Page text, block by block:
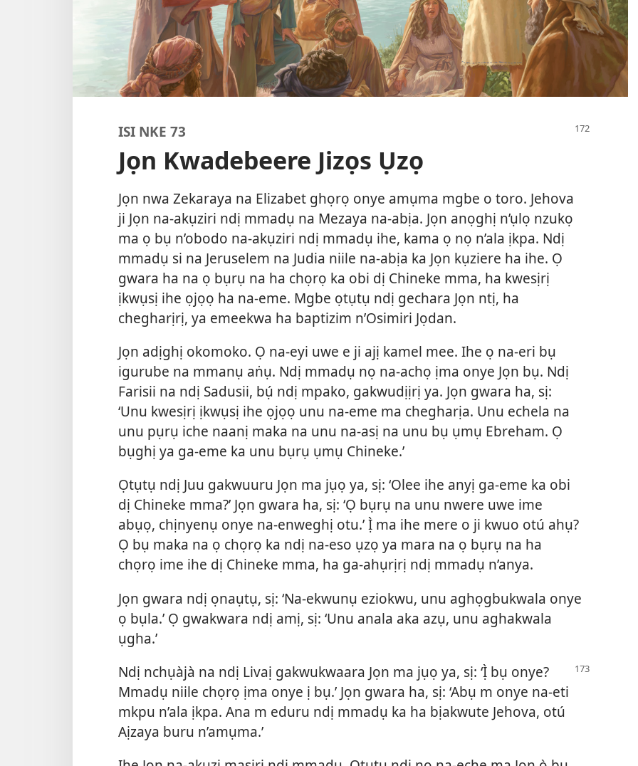
ISI NKE 73
Jọn Kwadebeere Jizọs Ụzọ
Jọn nwa Zekaraya na Elizabet ghọrọ onye amụma mgbe o toro. Jehova
ji Jọn na-akụziri ndị mmadụ na Mezaya na-abịa. Jọn anọghị n’ụlọ nzukọ
ma ọ bụ n’obodo na-akụziri ndị mmadụ ihe, kama ọ nọ n’ala ịkpa. Ndị
mmadụ si na Jeruselem na Judia niile na-abịa ka Jọn kụziere ha ihe. Ọ
gwara ha na ọ bụrụ na ha chọrọ ka obi dị Chineke mma, ha kwesịrị
ịkwụsị ihe ọjọọ ha na-eme. Mgbe ọtụtụ ndị gechara Jọn ntị, ha
chegharịrị, ya emeekwa ha baptizim n’Osimiri Jọdan.
Jọn adịghị okomoko. Ọ na-eyi uwe e ji ajị kamel mee. Ihe ọ na-eri bụ
igurube na mmanụ aṅụ. Ndị mmadụ nọ na-achọ ịma onye Jọn bụ. Ndị
Farisii na ndị Sadusii, bụ́ ndị mpako, gakwudịịrị ya. Jọn gwara ha, sị:
‘Unu kwesịrị ịkwụsị ihe ọjọọ unu na-eme ma chegharịa. Unu echela na
unu pụrụ iche naanị maka na unu na-asị na unu bụ ụmụ Ebreham. Ọ
bụghị ya ga-eme ka unu bụrụ ụmụ Chineke.’
Ọtụtụ ndị Juu gakwuuru Jọn ma jụọ ya, sị: ‘Olee ihe anyị ga-eme ka obi
dị Chineke mma?’ Jọn gwara ha, sị: ‘Ọ bụrụ na unu nwere uwe ime
abụọ, chịnyenụ onye na-enweghị otu.’ Ị̀ ma ihe mere o ji kwuo otú ahụ?
Ọ bụ maka na ọ chọrọ ka ndị na-eso ụzọ ya mara na ọ bụrụ na ha
chọrọ ime ihe dị Chineke mma, ha ga-ahụrịrị ndị mmadụ n’anya.
Jọn gwara ndị ọnaụtụ, sị: ‘Na-ekwunụ eziokwu, unu aghọgbukwala onye
ọ bụla.’ Ọ gwakwara ndị amị, sị: ‘Unu anala aka azụ, unu aghakwala
ụgha.’
Ndị nchụàjà na ndị Livaị gakwukwaara Jọn ma jụọ ya, sị: ‘Ị̀ bụ onye?
Mmadụ niile chọrọ ịma onye ị bụ.’ Jọn gwara ha, sị: ‘Abụ m onye na-eti
mkpu n’ala ịkpa. Ana m eduru ndị mmadụ ka ha bịakwute Jehova, otú
Aịzaya buru n’amụma.’